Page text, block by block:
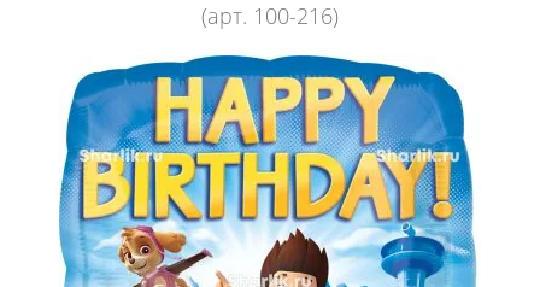
(арт. 100-216)